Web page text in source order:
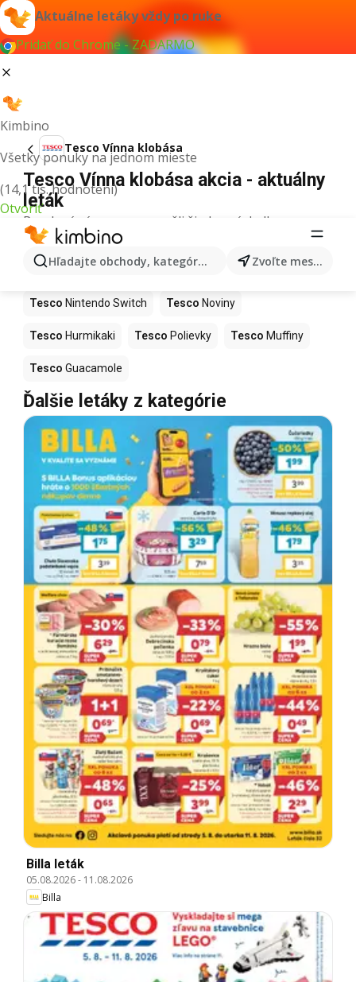
Aktuálne letáky vždy po ruke
Pridať do Chrome - ZADARMO
Kimbino
Všetky ponuky na jednom mieste
(14,1 tis. hodnotení)
Otvoriť
Hľadajte obchody, kategórie, produkty... Zvoľte mesto
Tesco Vínna klobása
Tesco Vínna klobása akcia - aktuálny
leták
Pre daný výraz sme nenašli žiadne výsledky.
Ďalšie produkty v obchodoch Tesco
Tesco Kapor Tesco Ashwagandha
Tesco Nintendo Switch Tesco Noviny
Tesco Hurmikaki Tesco Polievky Tesco Muffiny
Tesco Guacamole
Ďalšie letáky z kategórie
Billa leták
05.08.2026- 11.08.2026
Billa